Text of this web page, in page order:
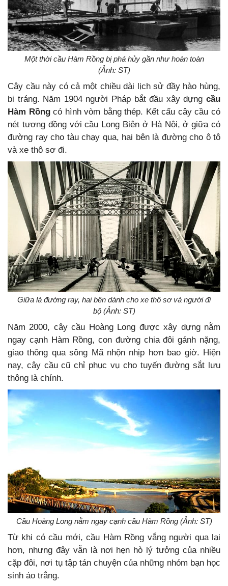
Một thời cầu Hàm Rồng bị phá hủy gần như hoàn toàn
(Ảnh: ST)
Cây cầu này có cả một chiều dài lịch sử đầy hào hùng,
bi tráng. Năm 1904 người Pháp bắt đầu xây dựng cầu
Hàm Rồngcó hình vòm bằng thép. Kết cấu cây cầu có
nét tương đồng với cầu Long Biên ở Hà Nội, ở giữa có
đường ray cho tàu chạy qua, hai bên là đường cho ô tô
và xe thô sơ đi.
Giữa là đường ray, hai bên dành cho xe thô sơ và người đi
bộ (Ảnh: ST)
Năm 2000, cây cầu Hoàng Long được xây dựng nằm
ngay cạnh Hàm Rồng, con đường chia đôi gánh nặng,
giao thông qua sông Mã nhộn nhịp hơn bao giờ. Hiện
nay, cây cầu cũ chỉ phục vụ cho tuyến đường sắt lưu
thông là chính.
Cầu Hoàng Long nằm ngay cạnh cầu Hàm Rồng (Ảnh: ST)
Từ khi có cầu mới, cầu Hàm Rồng vắng người qua lại
hơn, nhưng đây vẫn là nơi hẹn hò lý tưởng của nhiều
cặp đôi, nơi tụ tập tán chuyện của những nhóm bạn học
sinh áo trắng.